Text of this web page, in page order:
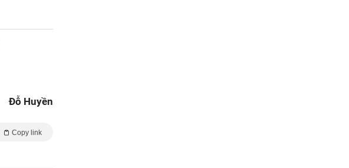
Đỗ Huyền
Copy link